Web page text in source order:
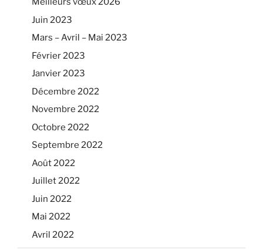
Juin 2023
Mars – Avril – Mai 2023
Février 2023
Janvier 2023
Décembre 2022
Novembre 2022
Octobre 2022
Septembre 2022
Août 2022
Juillet 2022
Juin 2022
Mai 2022
Avril 2022